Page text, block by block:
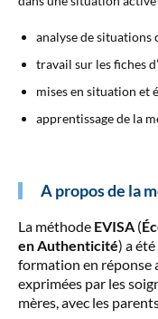
analyse de situations
travail sur les fiches
mises en situation et
apprentissage de la
A propos de la
La méthode EVISA (
en Authenticité) a
formation en
exprimées par les
mères, avec les